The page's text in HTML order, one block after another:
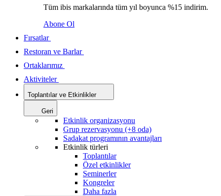
Tüm ibis markalarında tüm yıl boyunca %15 indirim.
Abone Ol
Fırsatlar
Restoran ve Barlar
Ortaklarımız
Aktiviteler
Toplantılar ve Etkinlikler
Geri
Etkinlik organizasyonu
Grup rezervasyonu (+8 oda)
Sadakat programının avantajları
Etkinlik türleri
Toplantılar
Özel etkinlikler
Seminerler
Kongreler
Daha fazla